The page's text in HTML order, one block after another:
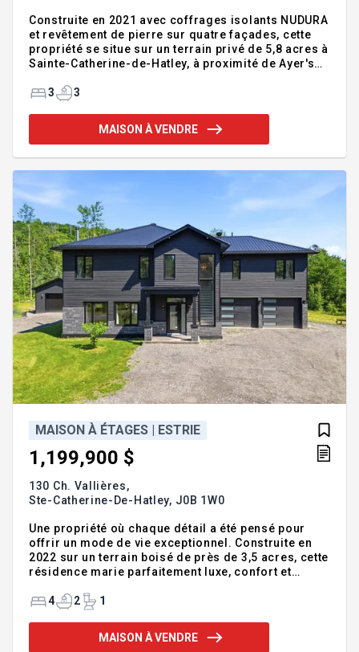
Construite en 2021 avec coffrages isolants NUDURA
et revêtement de pierre sur quatre façades, cette
propriété se situe sur un terrain privé de 5,8 acres à
Sainte-Catherine-de-Hatley, à proximité de Ayer's
elle propose de grands garages, des planchers
de 20 pieds et fenestration abondante. Les
terrasses et le balcon couvert profitent d'une vue
compléter selon vos besoins. Une résidence
récente offrant esp
3 3
MAISON À VENDRE
MAISON À ÉTAGES | ESTRIE
1,199,900 $
130 Ch. Vallières,
Ste-Catherine-De-Hatley, J0B 1W0
Une propriété où chaque détail a été pensé pour
offrir un mode de vie exceptionnel. Construite en
2022 sur un terrain boisé de près de 3,5 acres, cette
résidence marie parfaitement luxe, confort et
planchers chauffants, un foyer au bois, une cuisine
créent un cadre de vie incomparable. À l'extérieur,
la piscine creusée, le remarquable pool house et
4 2 1
MAISON À VENDRE